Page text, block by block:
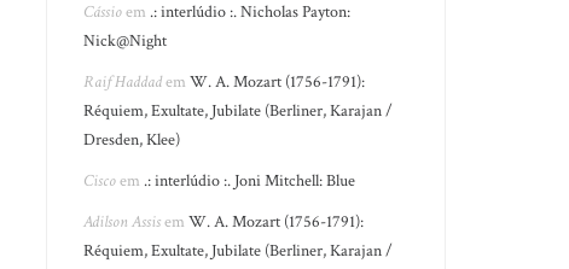
Cássioem .: interlúdio :. Nicholas Payton:
Nick@Night
Raif HaddademW. A. Mozart (1756-1791):
Réquiem, Exultate, Jubilate (Berliner, Karajan /
Dresden, Klee)
Ciscoem .: interlúdio :. Joni Mitchell: Blue
Adilson AssisemW. A. Mozart (1756-1791):
Réquiem, Exultate, Jubilate (Berliner, Karajan /